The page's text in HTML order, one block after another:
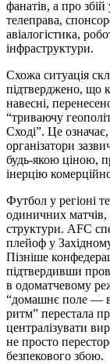
фанатів, а про збій
телеправа,
авіалогістика,
інфраструктури.
Схожа ситуація
підтверджено, що
навесні,
“триваючу
Сході”. Це
організатори
будь-якою ціною,
інерцію
Футбол у регіоні
одиничних матчів,
структури. AFC
плейоф у Західному
Пізніше
підтвердивши
в одоматчевому
“домашнє поле —
ритм” перестала
централізувати
не просто
безпекового збою.